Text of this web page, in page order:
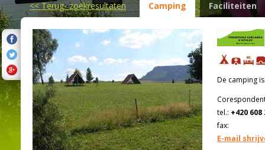
<<Terug- zoekresultaten Camping Faciliteiten
De camping
tel.: +420 608
fax:
E-mail